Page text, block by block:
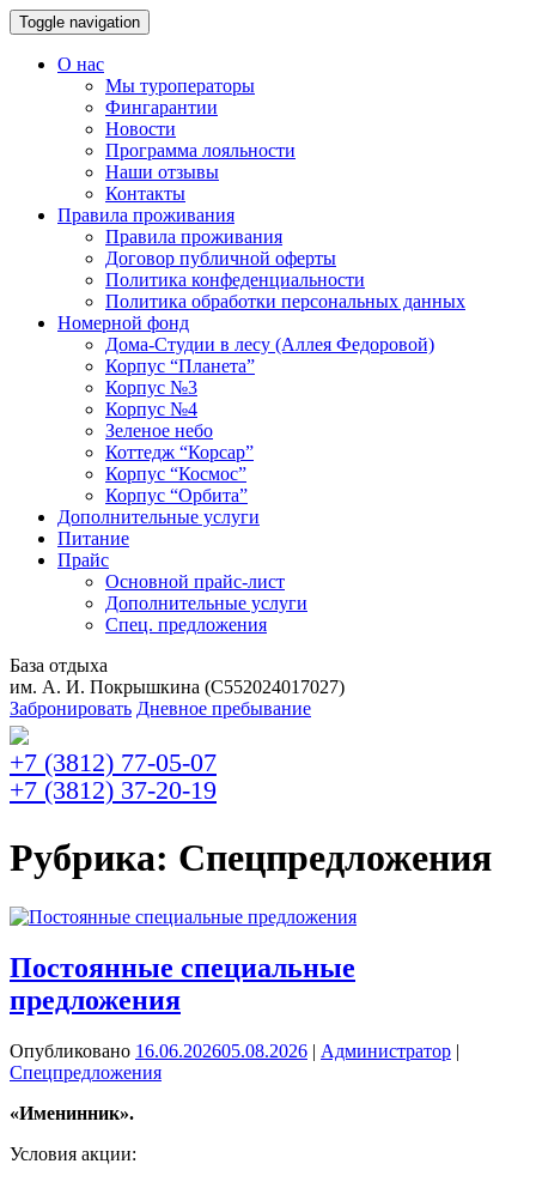
Toggle navigation
О нас
Мы туроператоры
Фингарантии
Новости
Программа лояльности
Наши отзывы
Контакты
Правила проживания
Правила проживания
Договор публичной оферты
Политика конфеденциальности
Политика обработки персональных данных
Номерной фонд
Дома-Студии в лесу (Аллея Федоровой)
Корпус “Планета”
Корпус №3
Корпус №4
Зеленое небо
Коттедж “Корсар”
Корпус “Космос”
Корпус “Орбита”
Дополнительные услуги
Питание
Прайс
Основной прайс-лист
Дополнительные услуги
Спец. предложения
База отдыха
им. А. И. Покрышкина (C552024017027)
Забронировать Дневное пребывание
+7 (3812) 77-05-07
+7 (3812) 37-20-19
Рубрика: Спецпредложения
Постоянные специальные
предложения
Опубликовано 16.06.202605.08.2026 | Администратор |
Спецпредложения
«Именинник».
Условия акции: